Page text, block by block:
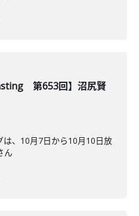
第653回】沼尻賢
、10月7日から10月10日放
ん